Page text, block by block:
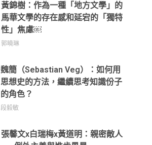
黃錦樹：作為一種「地方文學」的
馬華文學的存在感和延宕的「獨特
性」焦慮￼
郭曉琳
魏簡（Sebastian Veg）：如何用
思想史的方法，繼續思考知識份子
的角色？
段毅敏
張馨文x白瑞梅x黃道明：親密敵人